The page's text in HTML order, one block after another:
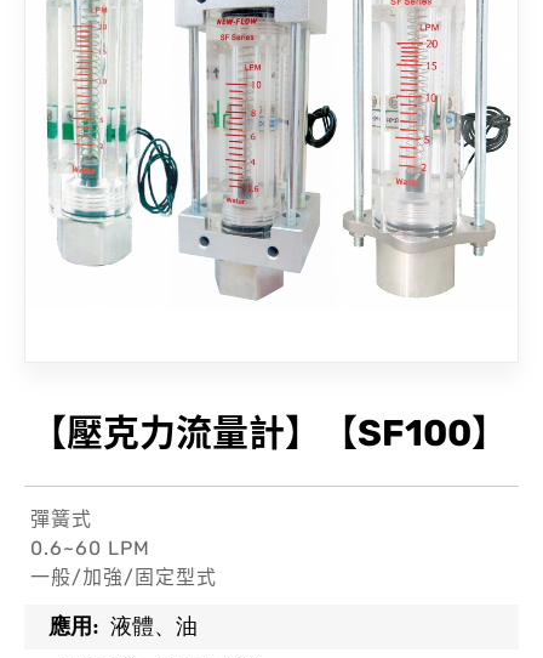
【壓克力流量計】【SF100】
彈簧式
0.6~60 LPM
一般/加強/固定型式
應用: 液體、油